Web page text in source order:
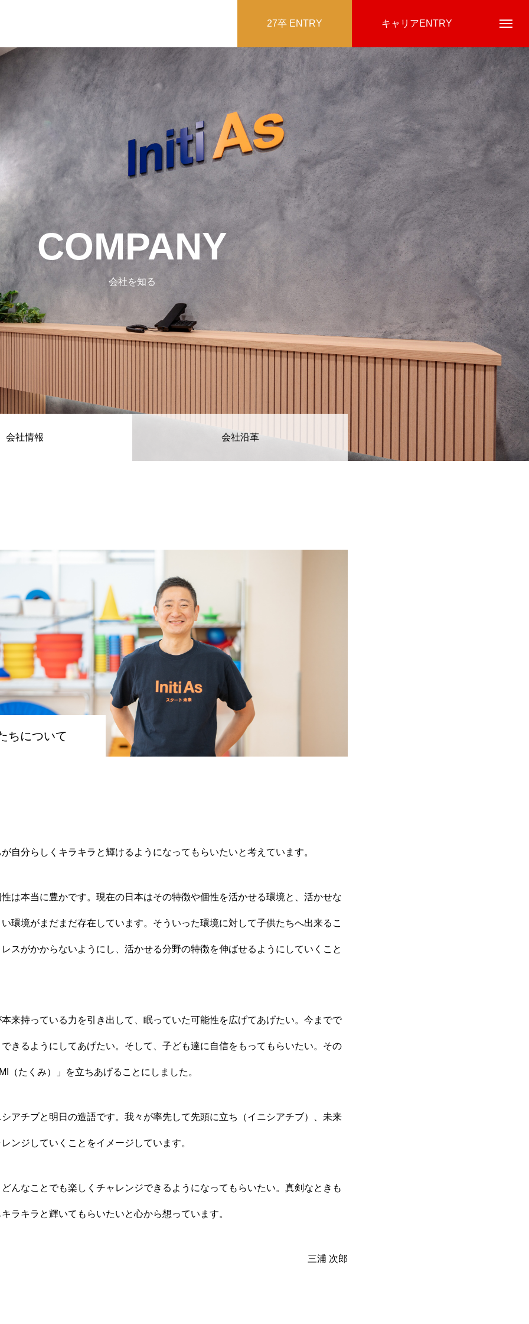
27卒 ENTRY キャリアENTRY
COMPANY
会社を知る
会社情報 会社沿革
ちについて
自分らしくキラキラと輝けるようになってもらいたいと考えています。
は本当に豊かです。現在の日本はその特徴や個性を活かせる環境と、活かせな
環境がまだまだ存在しています。そういった環境に対して子供たちへ出来るこ
スがかからないようにし、活かせる分野の特徴を伸ばせるようにしていくこと
来持っている力を引き出して、眠っていた可能性を広げてあげたい。今までで
きるようにしてあげたい。そして、子ども達に自信をもってもらいたい。その
（たくみ）」を立ちあげることにしました。
アチブと明日の造語です。我々が率先して先頭に立ち（イニシアチブ）、未来
ンジしていくことをイメージしています。
んなことでも楽しくチャレンジできるようになってもらいたい。真剣なときも
ラキラと輝いてもらいたいと心から想っています。
三浦 次郎